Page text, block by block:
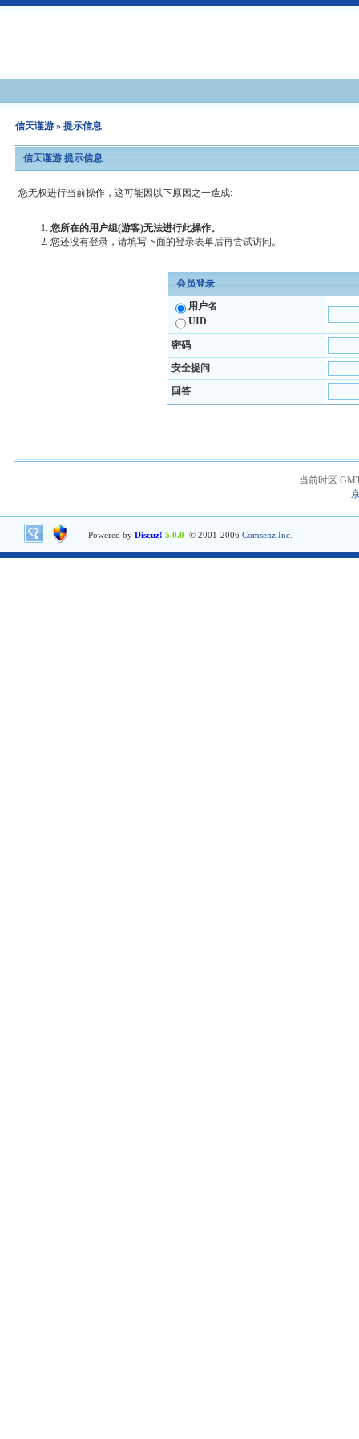
信天谨游 » 提示信息
信天谨游 提示信息
您无权进行当前操作，这可能因以下原因之一造成:
您所在的用户组(游客)无法进行此操作。
您还没有登录，请填写下面的登录表单后再尝试访问。
会员登录
用户名
UID
密码
安全提问
回答
当前时区
Powered by Discuz! 5.0.0 © 2001-2006 Comsenz Inc.